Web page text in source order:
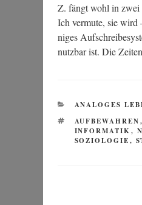
Z. fängt wohl in zwei
Ich ver­mu­te, sie wird
ni­ges
nutz­bar ist. Die
KATEGORIEN
ANALOGES
SCHLAGWÖRTER
AUFBEWAHREN,
INFORMATIK,
SOZIOLOGIE,